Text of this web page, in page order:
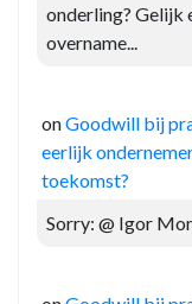
onderling? Gelijk
overname...
onGoodwill bij
eerlijk
toekomst?
Sorry: @ Igor